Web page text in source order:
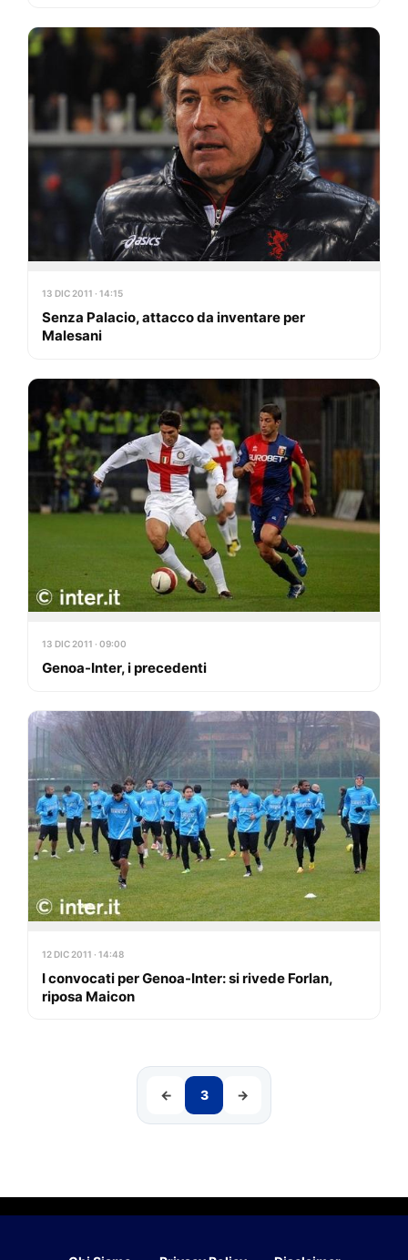
13 DIC 2011 · 14:15
Senza Palacio, attacco da inventare per
Malesani
13 DIC 2011 · 09:00
Genoa-Inter, i precedenti
12 DIC 2011 · 14:48
I convocati per Genoa-Inter: si rivede Forlan,
riposa Maicon
← 3 →